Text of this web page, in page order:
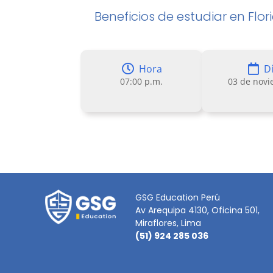
Beneficios de estudiar en
Hora
07:00 p.m. 03 de
GSG Education Perú
Av Arequipa 4130, Oficina 501,
Miraflores, Lima
(51) 924 285 036